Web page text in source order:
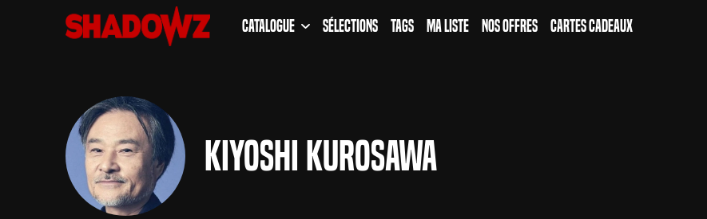
Catalogue Sélections Tags Ma Liste Nos Offres Cartes Cadeaux
Kiyoshi Kurosawa